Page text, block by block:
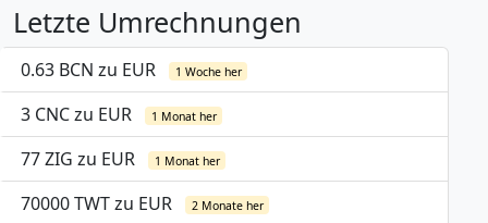
Letzte Umrechnungen
0.63 BCN zu EUR 1 Woche her
3 CNC zu EUR 1 Monat her
77 ZIG zu EUR 1 Monat her
70000 TWT zu EUR 2 Monate her